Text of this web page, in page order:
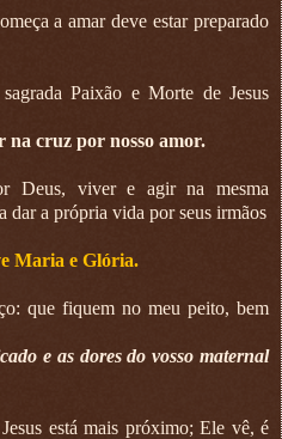
a amar deve estar preparado
Paixão e Morte de Jesus
na cruz por nosso amor.
Deus, viver e agir na mesma
dar a própria vida por seus irmãos
Maria e Glória.
que fiquem no meu peito, bem
e as dores do vosso maternal
está mais próximo; Ele vê, é